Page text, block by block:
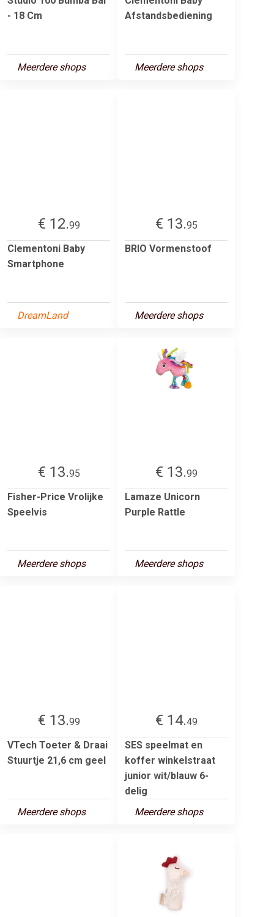
- 18 Cm
Meerdere shops
Afstandsbediening
Meerdere shops
€ 12.99
Clementoni Baby
Smartphone
DreamLand
€ 13.95
BRIO Vormenstoof
Meerdere shops
€ 13.95
Fisher-Price Vrolijke
Speelvis
Meerdere shops
€ 13.99
Lamaze Unicorn
Purple Rattle
Meerdere shops
€ 13.99
VTech Toeter & Draai
Stuurtje 21,6 cm geel
Meerdere shops
€ 14.49
SES speelmat en
koffer winkelstraat
junior wit/blauw 6-
delig
Meerdere shops